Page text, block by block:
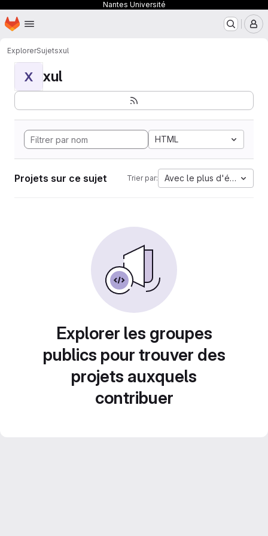
Nantes Université
Passer au contenu principal
Page d'accueil
ExplorerSujetsxul
X xul
HTML
Projets sur ce sujet Trier par: Avec le plus d'étoiles
Explorer les groupes
publics pour trouver des
projets auxquels
contribuer